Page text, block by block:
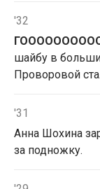
'32
шайбу в
Проворовой
'31
Анна Шохина
за подножку.